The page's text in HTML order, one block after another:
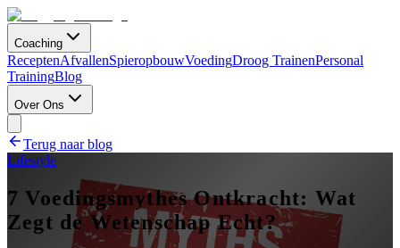
Coaching
ReceptenAfvallenSpieropbouwVoedingDroog TrainenPersonal
TrainingBlog
Over Ons
Terug naar blog
Lifestyle
7 Voedingsmythes Ontkracht: Wat
Zegt de Wetenschap Echt?